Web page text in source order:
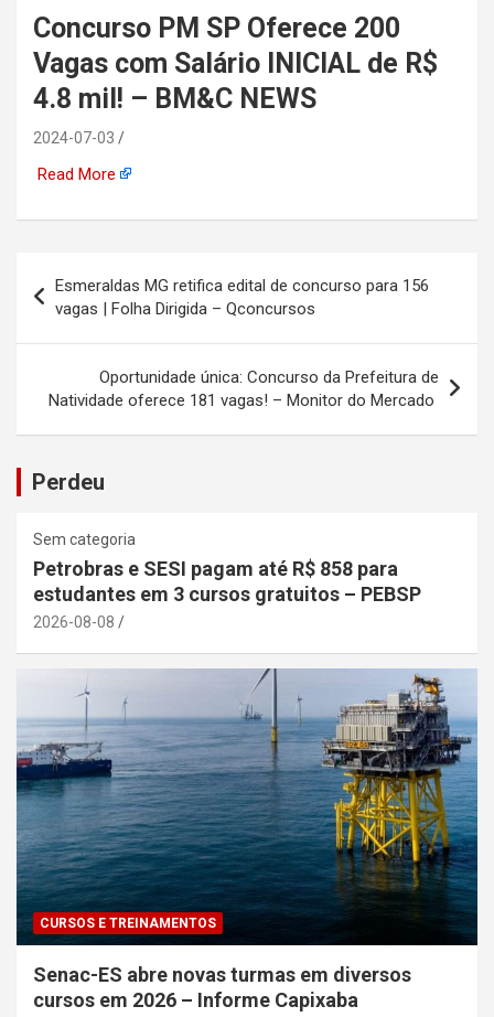
automotiva, mineração,
indústria naval, etc
Concurso PM SP Oferece 200
Vagas com Salário INICIAL de R$
4.8 mil! – BM&C NEWS
2024-07-03
Read More
de
Post
Esmeraldas MG retifica edital de concurso para 156
vagas | Folha Dirigida – Qconcursos
Oportunidade única: Concurso da Prefeitura de
Natividade oferece 181 vagas! – Monitor do Mercado
Perdeu
Sem categoria
Petrobras e SESI pagam até R$ 858 para
estudantes em 3 cursos gratuitos – PEBSP
2026-08-08
CURSOS E TREINAMENTOS
Senac-ES abre novas turmas em diversos
cursos em 2026 – Informe Capixaba